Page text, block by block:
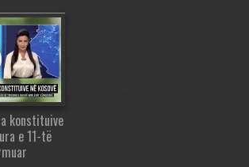
konstituive
e 11-të